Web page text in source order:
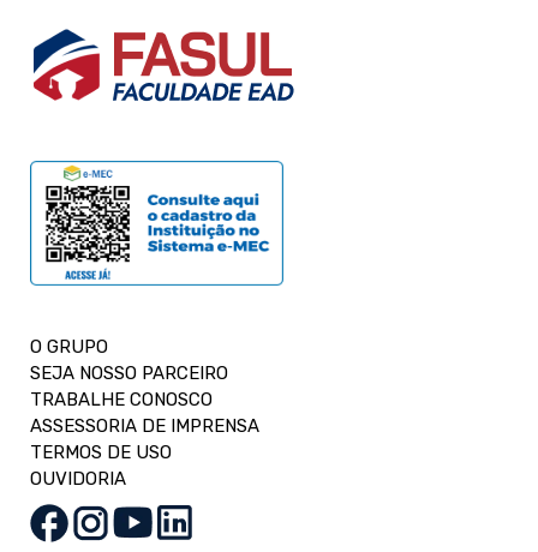
O GRUPO
SEJA NOSSO PARCEIRO
TRABALHE CONOSCO
ASSESSORIA DE IMPRENSA
TERMOS DE USO
OUVIDORIA